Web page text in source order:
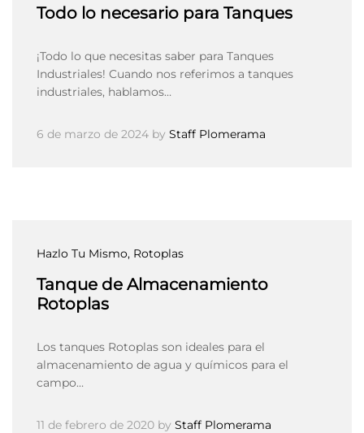
Todo lo necesario para Tanques
¡Todo lo que necesitas saber para Tanques
Industriales! Cuando nos referimos a tanques
industriales, hablamos…
6 de marzo de 2024 by Staff Plomerama
Hazlo Tu Mismo, Rotoplas
Tanque de Almacenamiento
Rotoplas
Los tanques Rotoplas son ideales para el
almacenamiento de agua y químicos para el
campo…
11 de febrero de 2020 by Staff Plomerama